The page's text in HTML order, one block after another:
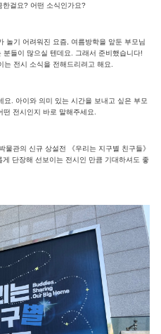
걸요? 어떤 소식인가요?
기 어려워진 요즘, 여름방학을 앞둔 부모님
들이 많으실 텐데요. 그래서 준비했습니다!
전시 소식을 전해드리려고 해요.
. 아이와 의미 있는 시간을 보내고 싶은 부모
전시인지 바로 말해주세요.
관의 신규 상설전 《우리는 지구별 친구들》
단장해 선보이는 전시인 만큼 기대하셔도 좋